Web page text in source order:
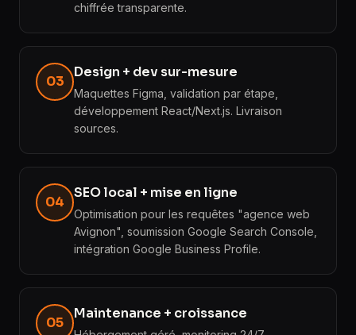
chiffrée transparente.
03
Design + dev sur-mesure
Maquettes Figma, validation par étape,
développement React/Next.js. Livraison
sources.
04
SEO local + mise en ligne
Optimisation pour les requêtes "agence web
Avignon", soumission Google Search Console,
intégration Google Business Profile.
05
Maintenance + croissance